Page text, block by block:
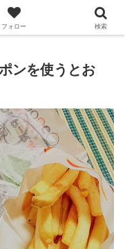
シュレス
ンを使うとお
フォロー 検索